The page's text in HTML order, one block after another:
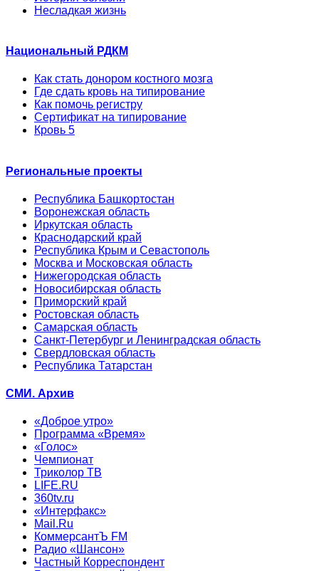
Несладкая жизнь
Национальный РДКМ
Как стать донором костного мозга
Где сдать кровь на типирование
Как помочь регистру
Сертификат на типирование
Кровь 5
Региональные проекты
Республика Башкортостан
Воронежская область
Иркутская область
Краснодарский край
Республика Крым и Севастополь
Москва и Московская область
Нижегородская область
Новосибирская область
Приморский край
Ростовская область
Самарская область
Санкт-Петербург и Ленинградская область
Свердловская область
Республика Татарстан
СМИ. Архив
«Доброе утро»
Программа «Время»
«Голос»
Чемпионат
Триколор ТВ
LIFE.RU
360tv.ru
«Интерфакс»
Mail.Ru
КоммерсантЪ FM
Радио «Шансон»
Частный Корреспондент